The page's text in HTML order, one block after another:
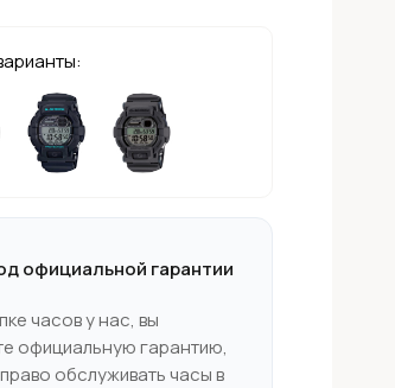
официальной гарантии
часов у нас, вы
официальную гарантию,
обслуживать часы в